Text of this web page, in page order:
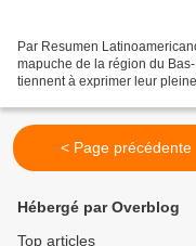
Par Resumen
mapuche de la région du
tiennent à exprimer leur
< Page précédente
Hébergé par Overblog
Top articles